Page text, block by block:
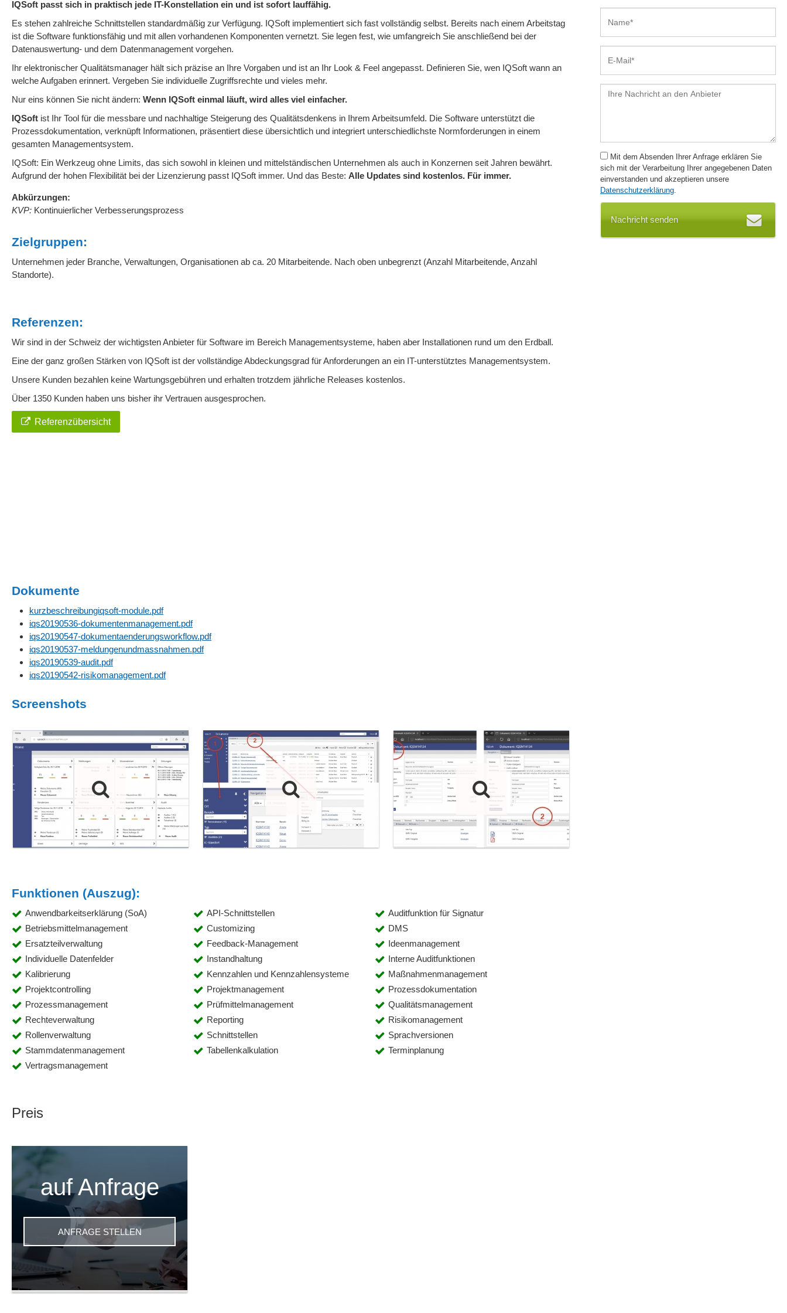
IQSoft passt sich in praktisch jede IT-Konstellation ein und ist sofort lauffähig.
Es stehen zahlreiche Schnittstellen standardmäßig zur Verfügung. IQSoft implementiert sich fast vollständig selbst. Bereits nach einem Arbeitstag
ist die Software funktionsfähig und mit allen vorhandenen Komponenten vernetzt. Sie legen fest, wie umfangreich Sie anschließend bei der
Datenauswertung- und dem Datenmanagement vorgehen.
Ihr elektronischer Qualitätsmanager hält sich präzise an Ihre Vorgaben und ist an Ihr Look & Feel angepasst. Definieren Sie, wen IQSoft wann an
welche Aufgaben erinnert. Vergeben Sie individuelle Zugriffsrechte und vieles mehr.
Nur eins können Sie nicht ändern: Wenn IQSoft einmal läuft, wird alles viel einfacher.
IQSoft ist Ihr Tool für die messbare und nachhaltige Steigerung des Qualitätsdenkens in Ihrem Arbeitsumfeld. Die Software unterstützt die
Prozessdokumentation, verknüpft Informationen, präsentiert diese übersichtlich und integriert unterschiedlichste Normforderungen in einem
gesamten Managementsystem.
IQSoft: Ein Werkzeug ohne Limits, das sich sowohl in kleinen und mittelständischen Unternehmen als auch in Konzernen seit Jahren bewährt.
Aufgrund der hohen Flexibilität bei der Lizenzierung passt IQSoft immer. Und das Beste: Alle Updates sind kostenlos. Für immer.
Abkürzungen:
KVP: Kontinuierlicher Verbesserungsprozess
Zielgruppen:
Unternehmen jeder Branche, Verwaltungen, Organisationen ab ca. 20 Mitarbeitende. Nach oben unbegrenzt (Anzahl Mitarbeitende, Anzahl
Standorte).
Referenzen:
Wir sind in der Schweiz der wichtigsten Anbieter für Software im Bereich Managementsysteme, haben aber Installationen rund um den Erdball.
Eine der ganz großen Stärken von IQSoft ist der vollständige Abdeckungsgrad für Anforderungen an ein IT-unterstütztes Managementsystem.
Unsere Kunden bezahlen keine Wartungsgebühren und erhalten trotzdem jährliche Releases kostenlos.
Über 1350 Kunden haben uns bisher ihr Vertrauen ausgesprochen.
Referenzübersicht
Dokumente
kurzbeschreibungiqsoft-module.pdf
iqs20190536-dokumentenmanagement.pdf
iqs20190547-dokumentaenderungsworkflow.pdf
iqs20190537-meldungenundmassnahmen.pdf
iqs20190539-audit.pdf
iqs20190542-risikomanagement.pdf
Screenshots
Funktionen (Auszug):
Anwendbarkeitserklärung (SoA) API-Schnittstellen
Auditfunktion für Signatur
Betriebsmittelmanagement
Customizing
DMS
Ersatzteilverwaltung
Feedback-Management
Ideenmanagement
Individuelle Datenfelder
Instandhaltung
Interne Auditfunktionen
Kalibrierung
Kennzahlen und Kennzahlensysteme
Maßnahmenmanagement
Projektcontrolling
Projektmanagement
Prozessdokumentation
Prozessmanagement
Prüfmittelmanagement
Qualitätsmanagement
Rechteverwaltung
Reporting
Risikomanagement
Rollenverwaltung
Schnittstellen
Sprachversionen
Stammdatenmanagement
Tabellenkalkulation
Terminplanung
Vertragsmanagement
Preis
auf Anfrage
ANFRAGE STELLEN
Mit dem Absenden Ihrer Anfrage erklären Sie
sich mit der Verarbeitung Ihrer angegebenen Daten
einverstanden und akzeptieren unsere
Datenschutzerklärung.
Nachricht senden